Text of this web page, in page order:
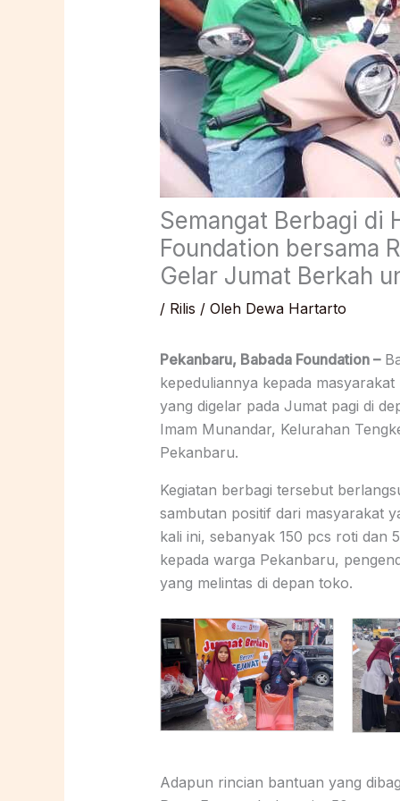
Semangat Berbagi di
Foundation bersama
Gelar Jumat Berkah
/ Rilis / Oleh Dewa Hartarto
Pekanbaru, Babada Foundation –
kepeduliannya kepada
yang digelar pada Jumat pagi di
Imam Munandar, Kelurahan
Pekanbaru.
Kegiatan berbagi tersebut
sambutan positif dari masyarakat
kali ini, sebanyak 150 pcs roti dan
kepada warga Pekanbaru,
yang melintas di depan toko.
Adapun rincian bantuan yang